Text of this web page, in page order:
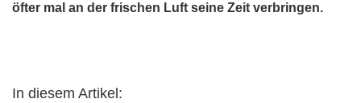
öfter mal an der frischen Luft seine Zeit verbringen.
In diesem Artikel: